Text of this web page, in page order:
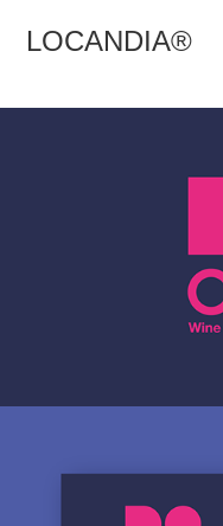
LOCANDIA®